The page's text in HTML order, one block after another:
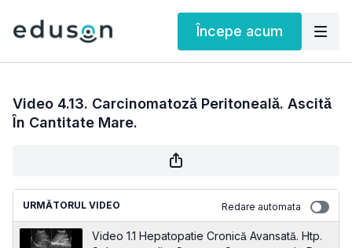
Începe acum
Video 4.13. Carcinomatoză Peritoneală. Ascită
În Cantitate Mare.
URMĂTORUL VIDEO Redare automata
Video 1.1 Hepatopatie Cronică Avansată. Htp.